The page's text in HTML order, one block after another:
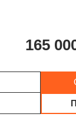
165